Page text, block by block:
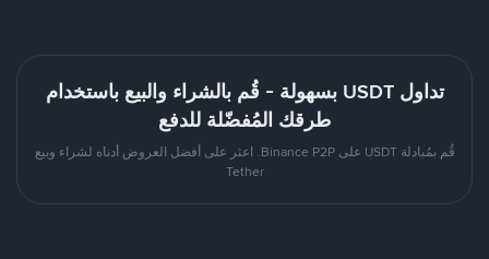
تداول USDT بسهولة - قُم بالشراء والبيع باستخدام
طرقك المُفضّلة للدفع
قُم بمُبادلة USDT على Binance P2P. اعثر على أفضل العروض أدناه لشراء وبيع
Tether